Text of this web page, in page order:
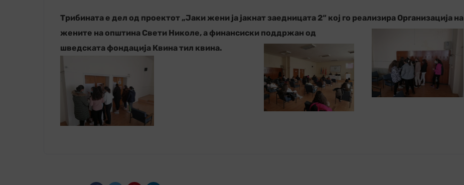
Трибината е дел од проектот „Јаки жени ја јакнат заедницата 2“ кој го реализира Организација на
жените на општина Свети Николе, а финансиски поддржан од
шведската фондација Квина тил квина.